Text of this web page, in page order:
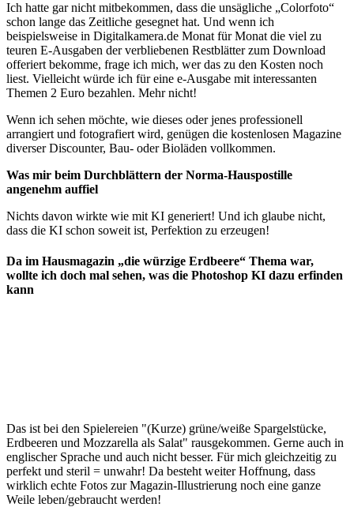
Ich hatte gar nicht mitbekommen, dass die unsägliche „Colorfoto“
schon lange das Zeitliche gesegnet hat. Und wenn ich
beispielsweise in Digitalkamera.de Monat für Monat die viel zu
teuren E-Ausgaben der verbliebenen Restblätter zum Download
offeriert bekomme, frage ich mich, wer das zu den Kosten noch
liest. Vielleicht würde ich für eine e-Ausgabe mit interessanten
Themen 2 Euro bezahlen. Mehr nicht!
Wenn ich sehen möchte, wie dieses oder jenes professionell
arrangiert und fotografiert wird, genügen die kostenlosen Magazine
diverser Discounter, Bau- oder Bioläden vollkommen.
Was mir beim Durchblättern der Norma-Hauspostille
angenehm auffiel
Nichts davon wirkte wie mit KI generiert! Und ich glaube nicht,
dass die KI schon soweit ist, Perfektion zu erzeugen!
Da im Hausmagazin „die würzige Erdbeere“ Thema war,
wollte ich doch mal sehen, was die Photoshop KI dazu erfinden
kann
Das ist bei den Spielereien "(Kurze) grüne/weiße Spargelstücke,
Erdbeeren und Mozzarella als Salat" rausgekommen. Gerne auch in
englischer Sprache und auch nicht besser. Für mich gleichzeitig zu
perfekt und steril = unwahr! Da besteht weiter Hoffnung, dass
wirklich echte Fotos zur Magazin-Illustrierung noch eine ganze
Weile leben/gebraucht werden!